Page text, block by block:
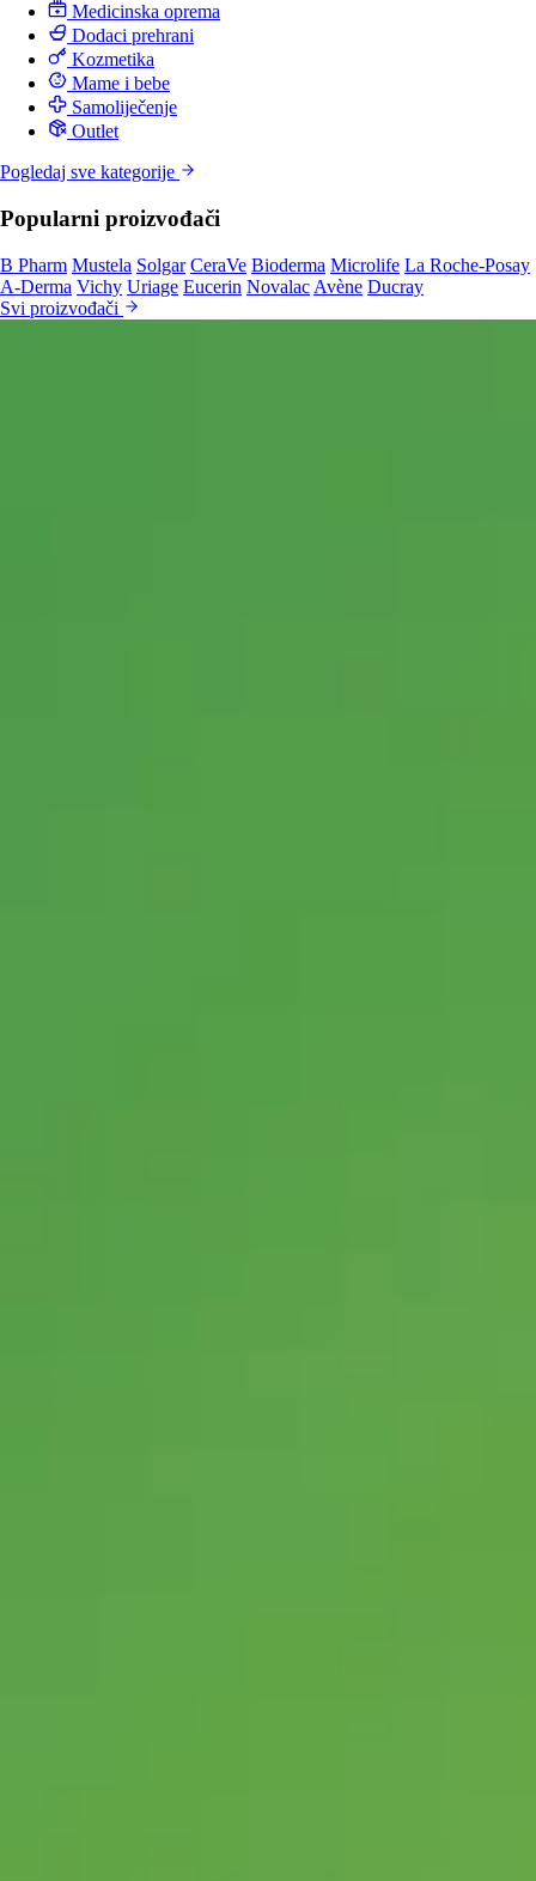
Medicinska oprema
Dodaci prehrani
Kozmetika
Mame i bebe
Samoliječenje
Outlet
Pogledaj sve kategorije
Popularni proizvođači
B Pharm Mustela Solgar CeraVe Bioderma Microlife La Roche-Posay
A-Derma Vichy Uriage Eucerin Novalac Avène Ducray
Svi proizvođači